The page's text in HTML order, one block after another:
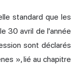
standard que les
30 avril de l'année
sont déclarés
», lié au chapitre